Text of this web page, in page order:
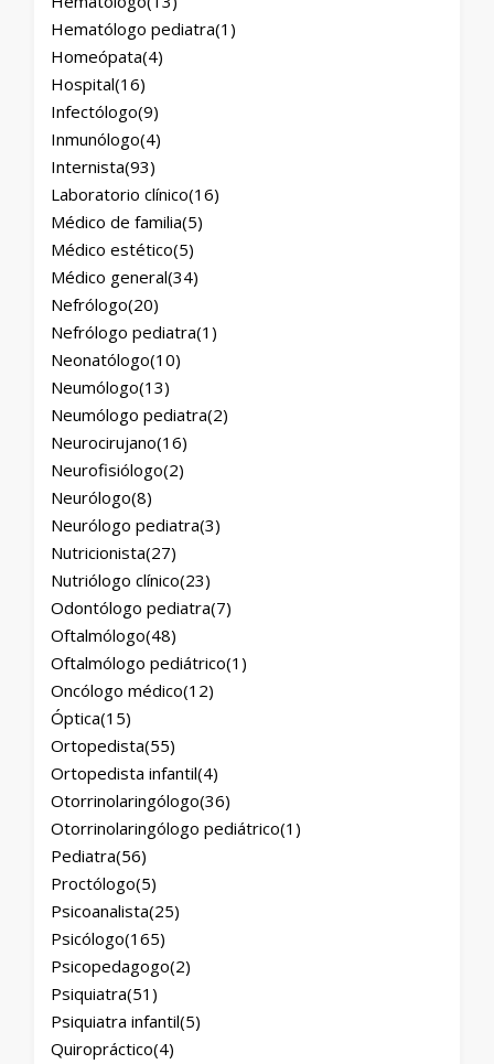
Hematólogo pediatra(1)
Homeópata(4)
Hospital(16)
Infectólogo(9)
Inmunólogo(4)
Internista(93)
Laboratorio clínico(16)
Médico de familia(5)
Médico estético(5)
Médico general(34)
Nefrólogo(20)
Nefrólogo pediatra(1)
Neonatólogo(10)
Neumólogo(13)
Neumólogo pediatra(2)
Neurocirujano(16)
Neurofisiólogo(2)
Neurólogo(8)
Neurólogo pediatra(3)
Nutricionista(27)
Nutriólogo clínico(23)
Odontólogo pediatra(7)
Oftalmólogo(48)
Oftalmólogo pediátrico(1)
Oncólogo médico(12)
Óptica(15)
Ortopedista(55)
Ortopedista infantil(4)
Otorrinolaringólogo(36)
Otorrinolaringólogo pediátrico(1)
Pediatra(56)
Proctólogo(5)
Psicoanalista(25)
Psicólogo(165)
Psicopedagogo(2)
Psiquiatra(51)
Psiquiatra infantil(5)
Quiropráctico(4)